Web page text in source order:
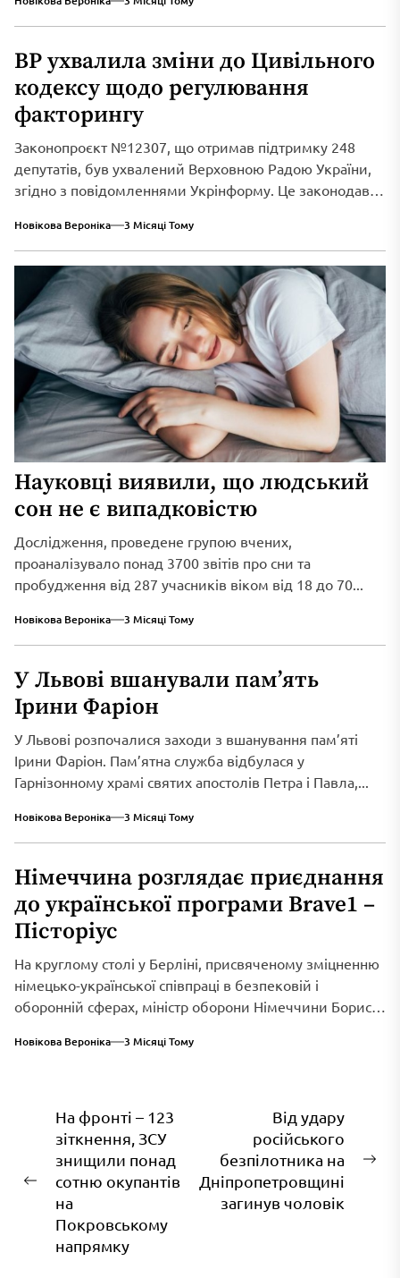
ВР ухвалила зміни до Цивільного
кодексу щодо регулювання
факторингу
Законопроєкт №12307, що отримав підтримку 248
депутатів, був ухвалений Верховною Радою України,
згідно з повідомленнями Укрінформу. Це законодавче
Новікова Вероніка 3 Місяці Тому
Науковці виявили, що людський
сон не є випадковістю
Дослідження, проведене групою вчених,
проаналізувало понад 3700 звітів про сни та
пробудження від 287 учасників віком від 18 до 70...
Новікова Вероніка 3 Місяці Тому
У Львові вшанували пам’ять
Ірини Фаріон
У Львові розпочалися заходи з вшанування пам’яті
Ірини Фаріон. Пам’ятна служба відбулася у
Гарнізонному храмі святих апостолів Петра і Павла,...
Новікова Вероніка 3 Місяці Тому
Німеччина розглядає приєднання
до української програми Brave1 –
Пісторіус
На круглому столі у Берліні, присвяченому зміцненню
німецько-української співпраці в безпековій і
оборонній сферах, міністр оборони Німеччини Борис
Новікова Вероніка 3 Місяці Тому
Навігація
записів
Попередній
запис:
На фронті – 123
зіткнення, ЗСУ
знищили понад
сотню окупантів
на
Покровському
напрямку
Від удару
російського
безпілотника на
Дніпропетровщині
загинув чоловік